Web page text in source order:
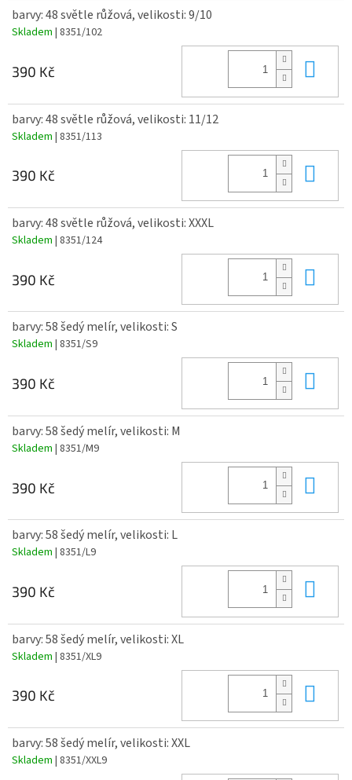
barvy: 48 světle růžová, velikosti: 9/10
Skladem | 8351/102
390 Kč
barvy: 48 světle růžová, velikosti: 11/12
Skladem | 8351/113
390 Kč
barvy: 48 světle růžová, velikosti: XXXL
Skladem | 8351/124
390 Kč
barvy: 58 šedý melír, velikosti: S
Skladem | 8351/S9
390 Kč
barvy: 58 šedý melír, velikosti: M
Skladem | 8351/M9
390 Kč
barvy: 58 šedý melír, velikosti: L
Skladem | 8351/L9
390 Kč
barvy: 58 šedý melír, velikosti: XL
Skladem | 8351/XL9
390 Kč
barvy: 58 šedý melír, velikosti: XXL
Skladem | 8351/XXL9